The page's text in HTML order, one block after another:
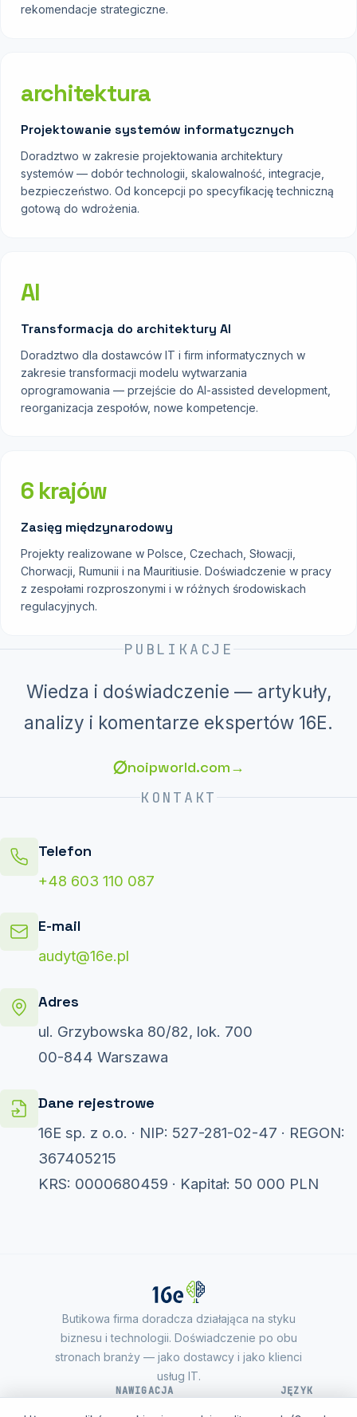
rekomendacje strategiczne.
architektura
Projektowanie systemów informatycznych
Doradztwo w zakresie projektowania architektury
systemów — dobór technologii, skalowalność, integracje,
bezpieczeństwo. Od koncepcji po specyfikację techniczną
gotową do wdrożenia.
AI
Transformacja do architektury AI
Doradztwo dla dostawców IT i firm informatycznych w
zakresie transformacji modelu wytwarzania
oprogramowania — przejście do AI-assisted development,
reorganizacja zespołów, nowe kompetencje.
6 krajów
Zasięg międzynarodowy
Projekty realizowane w Polsce, Czechach, Słowacji,
Chorwacji, Rumunii i na Mauritiusie. Doświadczenie w pracy
z zespołami rozproszonymi i w różnych środowiskach
regulacyjnych.
PUBLIKACJE
Wiedza i doświadczenie — artykuły,
analizy i komentarze ekspertów 16E.
∅noipworld.com→
KONTAKT
Telefon
+48 603 110 087
E-mail
audyt@16e.pl
Adres
ul. Grzybowska 80/82, lok. 700
00-844 Warszawa
Dane rejestrowe
16E sp. z o.o. · NIP: 527-281-02-47 · REGON:
367405215
KRS: 0000680459 · Kapitał: 50 000 PLN
Butikowa firma doradcza działająca na styku
biznesu i technologii. Doświadczenie po obu
stronach branży — jako dostawcy i jako klienci
usług IT.
NAWIGACJA JĘZYK